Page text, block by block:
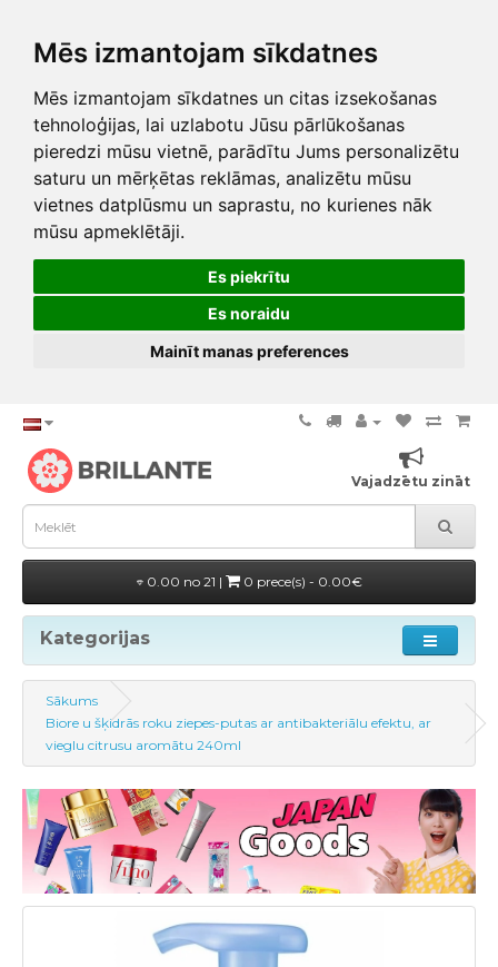
Mēs izmantojam sīkdatnes
Mēs izmantojam sīkdatnes un citas izsekošanas
tehnoloģijas, lai uzlabotu Jūsu pārlūkošanas
pieredzi mūsu vietnē, parādītu Jums personalizētu
saturu un mērķētas reklāmas, analizētu mūsu
vietnes datplūsmu un saprastu, no kurienes nāk
mūsu apmeklētāji.
Es piekrītu
Es noraidu
Mainīt manas preferences
Vajadzētu zināt
0.00 no 21 | 0 prece(s) - 0.00€
Kategorijas
Sākums
Biore u šķidrās roku ziepes-putas ar antibakteriālu efektu, ar
vieglu citrusu aromātu 240ml